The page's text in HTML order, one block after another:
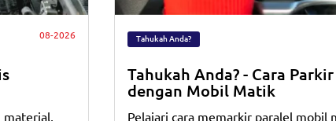
08-2026 Tahukah Anda?
Tahukah Anda? - Cara
dengan Mobil Matik
Pelajari cara memarkir paralel mobil